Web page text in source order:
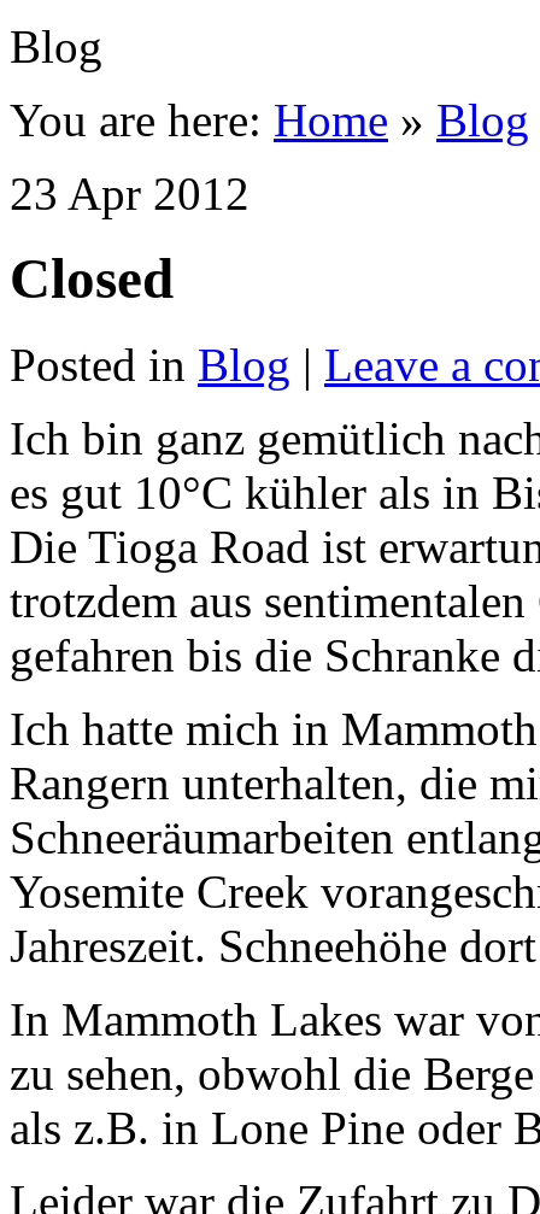
Blog
You are here: Home » Blog
23 Apr 2012
Closed
Posted in Blog | Leave a
Ich bin ganz gemütlich
es gut 10°C kühler als in
Die Tioga Road ist
trotzdem aus
gefahren bis die Schranke
Ich hatte mich in
Rangern unterhalten, die
Schneeräumarbeiten
Yosemite Creek
Jahreszeit. Schneehöhe
In Mammoth Lakes war
zu sehen, obwohl die
als z.B. in Lone Pine oder
Leider war die Zufahrt zu